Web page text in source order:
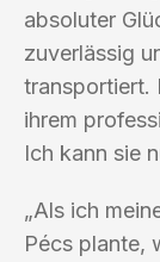
absoluter
zuverlässig
transportiert.
ihrem
Ich kann sie
„Als ich
Pécs plante,